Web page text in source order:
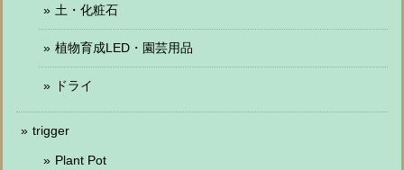
土・化粧石
植物育成LED・園芸用品
ドライ
trigger
Plant Pot